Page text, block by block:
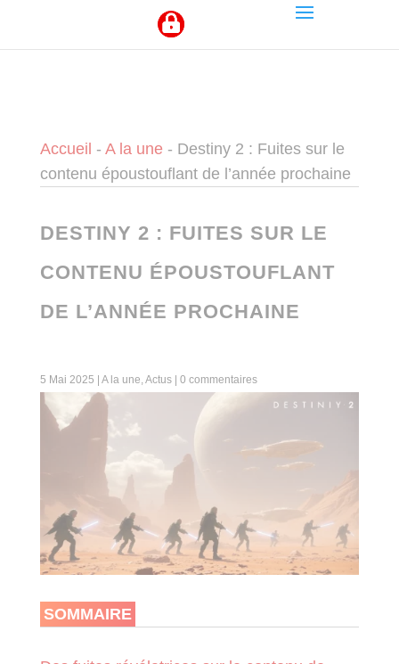
Accueil - A la une - Destiny 2 : Fuites sur le
contenu époustouflant de l’année prochaine
DESTINY 2 : FUITES SUR LE
CONTENU ÉPOUSTOUFLANT
DE L’ANNÉE PROCHAINE
5 Mai 2025 A la une, Actus| 0 commentaires
SOMMAIRE
Panneau de gestion des cookies